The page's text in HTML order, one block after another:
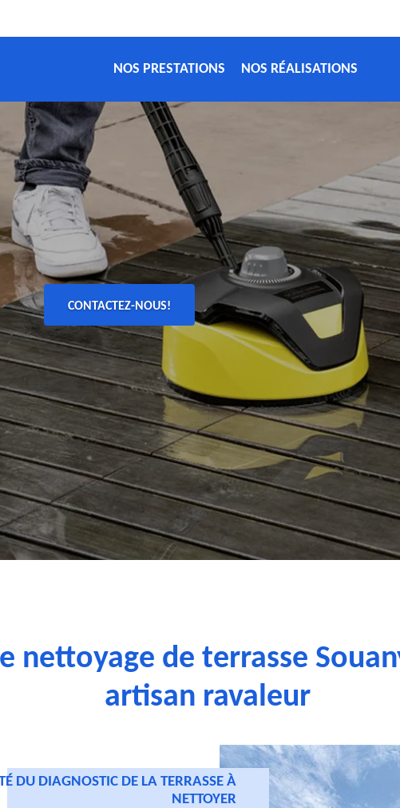
NOS PRESTATIONS NOS RÉALISATIONS
CONTACTEZ-NOUS!
nettoyage de terrasse
artisan ravaleur
DU DIAGNOSTIC DE LA TERRASSE À
NETTOYER